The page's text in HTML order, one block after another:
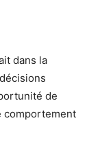
dans la
de
comportement